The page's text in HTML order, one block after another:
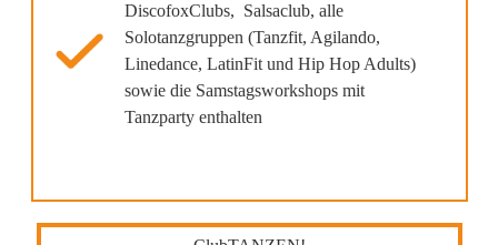
DiscofoxClubs, Salsaclub, alle
Solotanzgruppen (Tanzfit, Agilando,
Linedance, LatinFit und Hip Hop Adults)
sowie die Samstagsworkshops mit
Tanzparty enthalten